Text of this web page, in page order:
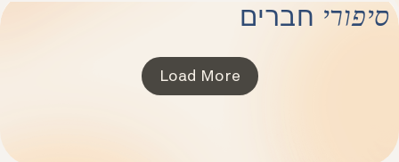
סיפוריחברים
Load More